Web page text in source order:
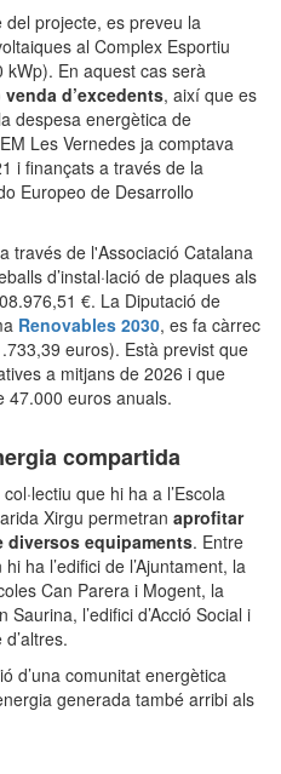
projecte, es preveu la
al Complex Esportiu
kWp). En aquest cas serà
d’excedents, així que es
despesa energètica de
Les Vernedes ja comptava
i finançats a través de la
Europeo de Desarrollo
través de l'Associació Catalana
d’instal·lació de plaques als
€. La Diputació de
Renovables 2030, es fa càrrec
euros). Està previst que
a mitjans de 2026 i que
47.000 euros anuals.
compartida
que hi ha a l’Escola
Xirgu permetran aprofitar
diversos equipaments. Entre
ha l’edifici de l’Ajuntament, la
Can Parera i Mogent, la
l’edifici d’Acció Social i
d’una comunitat energètica
generada també arribi als